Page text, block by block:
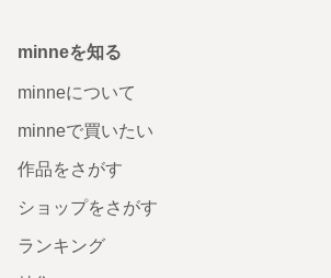
minneを知る
minneについて
minneで買いたい
作品をさがす
ショップをさがす
ランキング